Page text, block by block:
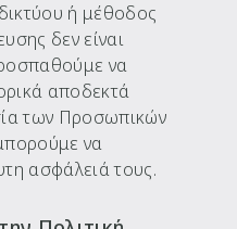
ή μέθοδος
δεν είναι
να
αποδεκτά
των Προσωπικών
να
ασφάλειά τους.